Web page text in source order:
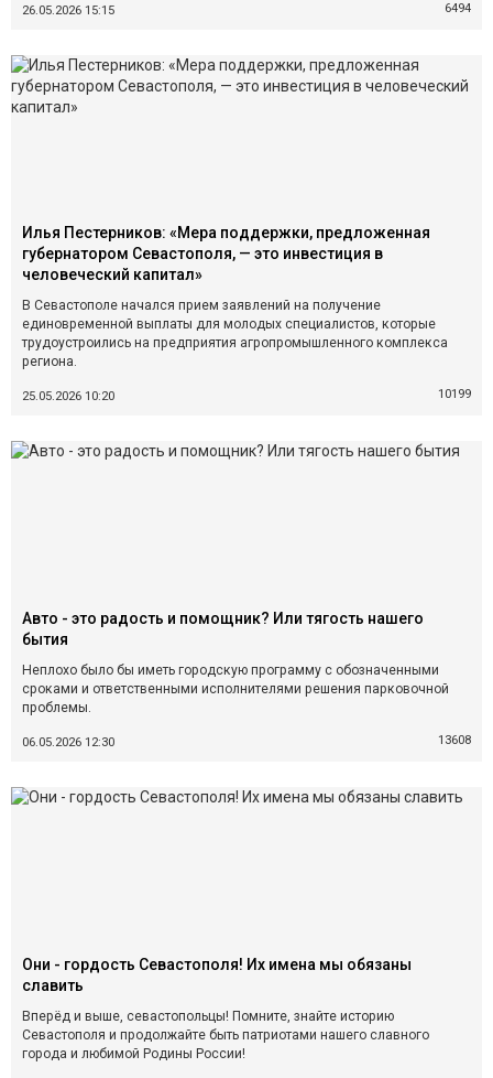
26.05.2026 15:15 6494
Илья Пестерников: «Мера поддержки, предложенная
губернатором Севастополя, — это инвестиция в
человеческий капитал»
В Севастополе начался прием заявлений на получение
единовременной выплаты для молодых специалистов, которые
трудоустроились на предприятия агропромышленного комплекса
региона.
25.05.2026 10:20 10199
Авто - это радость и помощник? Или тягость нашего
бытия
Неплохо было бы иметь городскую программу с обозначенными
сроками и ответственными исполнителями решения парковочной
проблемы.
06.05.2026 12:30 13608
Они - гордость Севастополя! Их имена мы обязаны
славить
Вперёд и выше, севастопольцы! Помните, знайте историю
Севастополя и продолжайте быть патриотами нашего славного
города и любимой Родины России!